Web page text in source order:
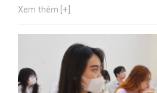
Xem thêm [+]